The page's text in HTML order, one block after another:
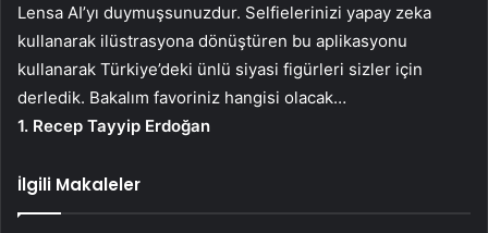
Lensa AI’yı duymuşsunuzdur. Selfielerinizi yapay zeka
kullanarak ilüstrasyona dönüştüren bu aplikasyonu
kullanarak Türkiye’deki ünlü siyasi figürleri sizler için
derledik. Bakalım favoriniz hangisi olacak…
1. Recep Tayyip Erdoğan
İlgili Makaleler